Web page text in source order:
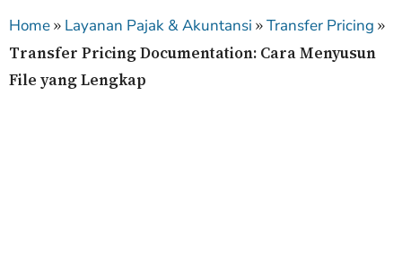
Home» Layanan Pajak & Akuntansi »Transfer Pricing »
Transfer Pricing Documentation: Cara Menyusun
File yang Lengkap